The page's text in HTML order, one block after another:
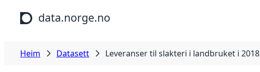
Hopp til hovudinnhald
data.norge.no
Heim Datasett Leveranser til slakteri i landbruket i 2018